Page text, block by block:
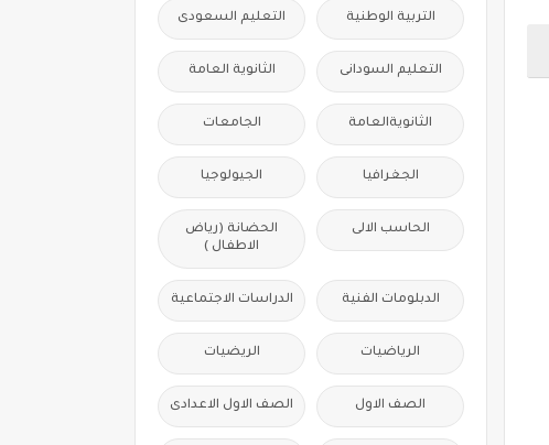
التربية الوطنية التعليم السعودى
التعليم السودانى الثانوية العامة
الثانويةالعامة الجامعات
الجغرافيا الجيولوجيا
الحاسب الالى
الحضانة (رياض
الاطفال )
الدبلومات الفنية الدراسات الاجتماعية
الرياضيات الريضيات
الصف الاول الصف الاول الاعدادى